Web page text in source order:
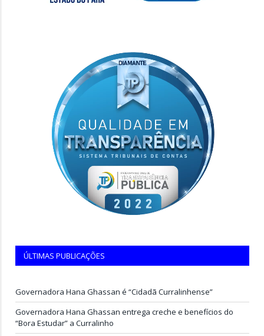
ÚLTIMAS PUBLICAÇÕES
Governadora Hana Ghassan é “Cidadã Curralinhense”
Governadora Hana Ghassan entrega creche e benefícios do
“Bora Estudar” a Curralinho